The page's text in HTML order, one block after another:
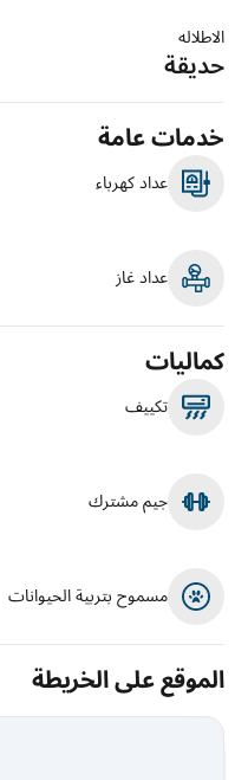
الاطلاله
حديقة
خدمات عامة
عداد كهرباء
عداد غاز
كماليات
تكييف
جيم مشترك
مسموح بتربية الحيوانات
الموقع على الخريطة